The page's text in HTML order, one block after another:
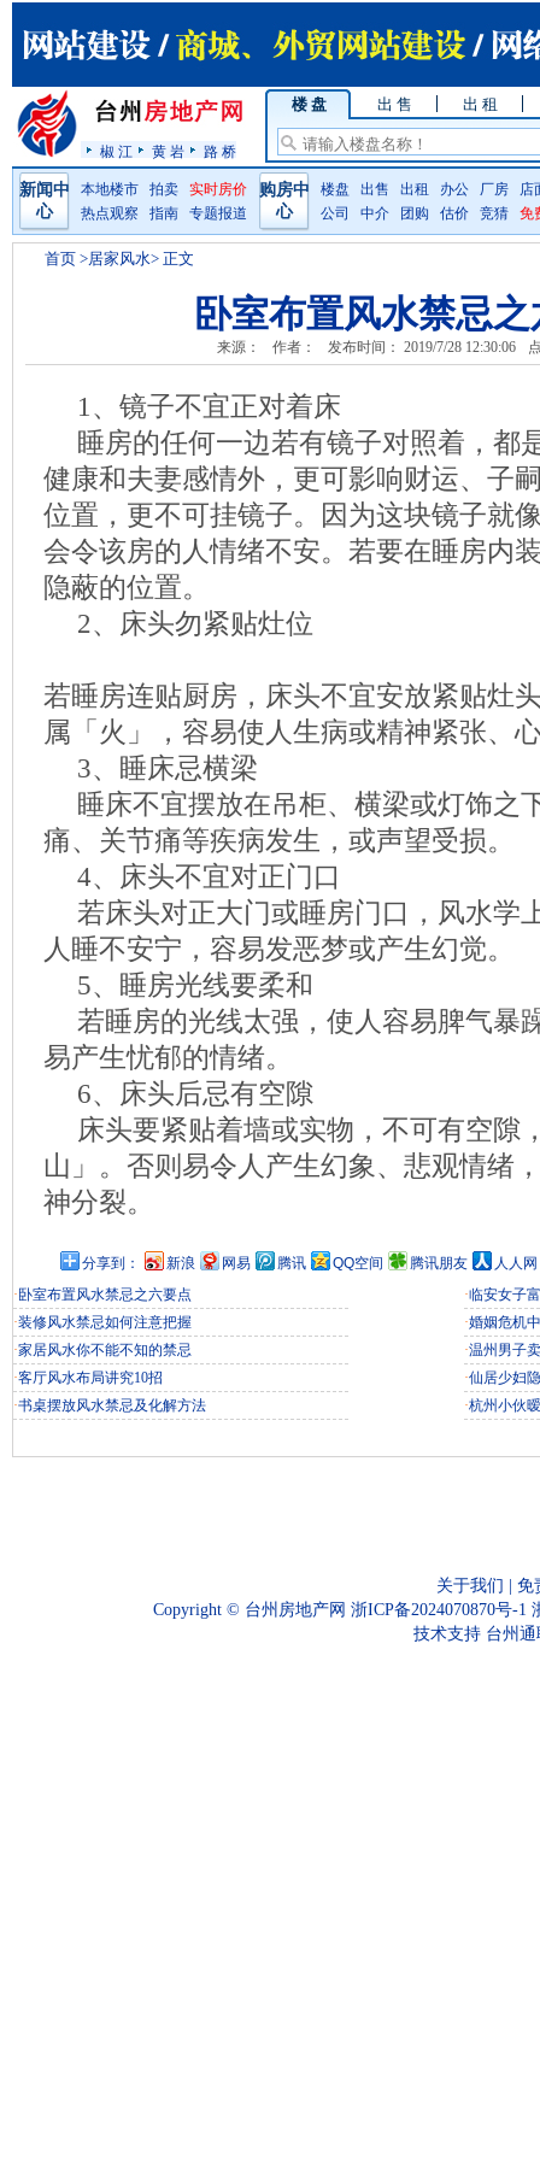
椒 江 黄 岩 路 桥
楼 盘 出 售 出 租
新闻中
心
本地楼市 拍卖
实时房价
热点观察
指南 专题报道
购房中
心
楼盘 出售 出租 办公 厂房
店
公司
中介 团购 估价 竞猜 免
首页 >居家风水> 正文
卧室布置风水禁忌
来源： 作者： 发布时间： 2019/7/28 12:30:06
1、镜子不宜正对着床
睡房的任何一边若有镜子对照着，都
健康和夫妻感情外，更可影响财运、子
位置，更不可挂镜子。因为这块镜子就
会令该房的人情绪不安。若要在睡房内
隐蔽的位置。
2、床头勿紧贴灶位
若睡房连贴厨房，床头不宜安放紧贴灶
属「火」，容易使人生病或精神紧张、
3、睡床忌横梁
睡床不宜摆放在吊柜、横梁或灯饰之
痛、关节痛等疾病发生，或声望受损。
4、床头不宜对正门口
若床头对正大门或睡房门口，风水学
人睡不安宁，容易发恶梦或产生幻觉。
5、睡房光线要柔和
若睡房的光线太强，使人容易脾气暴
易产生忧郁的情绪。
6、床头后忌有空隙
床头要紧贴着墙或实物，不可有空隙
山」。否则易令人产生幻象、悲观情绪
神分裂。
分享到： 新浪 网易 腾讯 QQ空间 腾讯朋友
人人网
·卧室布置风水禁忌之六要点
·装修风水禁忌如何注意把握
·家居风水你不能不知的禁忌
·客厅风水布局讲究10招
·书桌摆放风水禁忌及化解方法
·临安女子
·婚姻危机
·温州男子
·仙居少妇
·杭州小伙
关于我们
免
Copyright © 台州房地产网 浙ICP备2024070870号-1
技术支持 台州